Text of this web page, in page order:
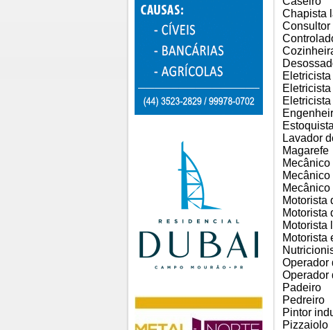
Chapista
Consultor
Eletricista
Eletricista
Estoquista
Lavador
Magarefe
Motorista
Motorista
Motorista
Motorista
Operador
Operador
Padeiro
Pedreiro
Pintor
Pizzaiolo